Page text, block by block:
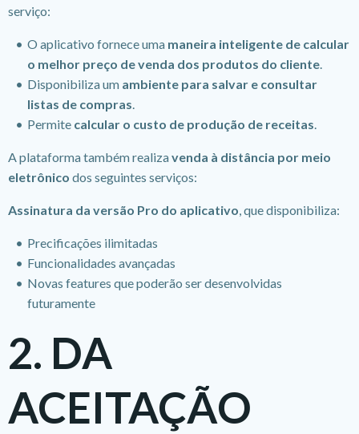
serviço:
O aplicativo fornece uma maneira inteligente de calcular
o melhor preço de venda dos produtos do cliente.
Disponibiliza um ambiente para salvar e consultar
listas de compras.
Permite calcular o custo de produção de receitas.
A plataforma também realizavenda à distância por meio
eletrônico dos seguintes serviços:
Assinatura da versão Pro do aplicativo, que disponibiliza:
Precificações ilimitadas
Funcionalidades avançadas
Novas features que poderão ser desenvolvidas
futuramente
2. DA
ACEITAÇÃO